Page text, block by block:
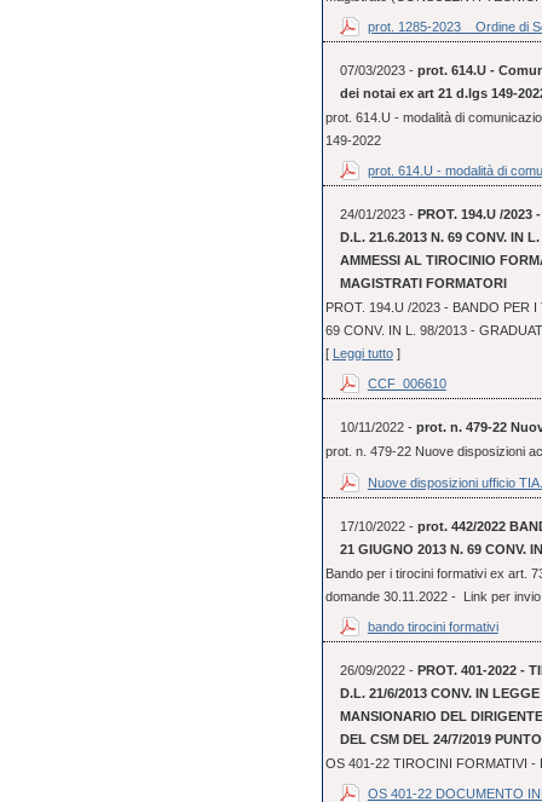
prot. 1285-2023 _ Ordine di
07/03/2023 - prot. 614.U -
dei notai ex art 21 d.lgs 149-
prot. 614.U - modalità di
149-2022
prot. 614.U - modalità di
24/01/2023 - PROT. 194.U /2023
D.L. 21.6.2013 N. 69 CONV. IN
AMMESSI AL TIROCINIO
MAGISTRATI FORMATORI
PROT. 194.U /2023 - BANDO PER
69 CONV. IN L. 98/2013 -
[
Leggi tutto]
CCF_006610
10/11/2022 - prot. n. 479-22
prot. n. 479-22 Nuove disposizioni
Nuove disposizioni ufficio
17/10/2022 - prot. 442/2022
21 GIUGNO 2013 N. 69 CONV.
Bando per i tirocini formativi ex art.
domande 30.11.2022 - Link per
bando tirocini formativi
26/09/2022 - PROT. 401-2022 -
D.L. 21/6/2013 CONV. IN
MANSIONARIO DEL
DEL CSM DEL 24/7/2019
OS 401-22 TIROCINI FORMATIVI
OS 401-22 DOCUMENTO